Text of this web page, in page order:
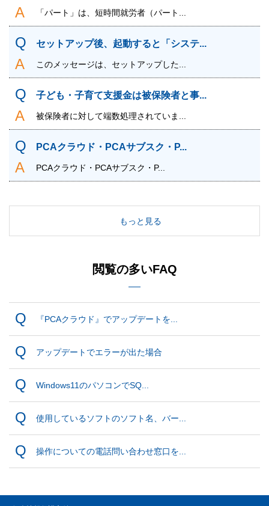
「パート」は、短時間就労者（パート...
セットアップ後、起動すると「システ...
このメッセージは、セットアップした...
子ども・子育て支援金は被保険者と事...
被保険者に対して端数処理されていま...
PCAクラウド・PCAサブスク・P...
PCAクラウド・PCAサブスク・P...
もっと見る
閲覧の多いFAQ
『PCAクラウド』でアップデートを...
アップデートでエラーが出た場合
Windows11のパソコンでSQ...
使用しているソフトのソフト名、バー...
操作についての電話問い合わせ窓口を...